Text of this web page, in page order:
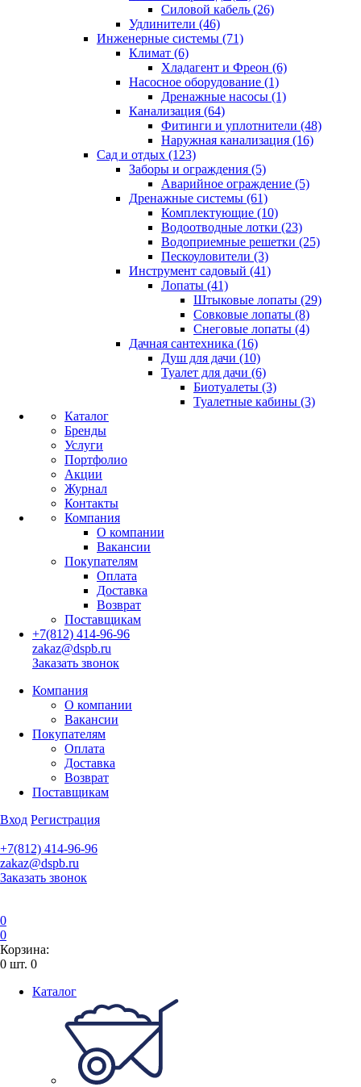
Силовой кабель (26)
Удлинители (46)
Инженерные системы (71)
Климат (6)
Хладагент и Фреон (6)
Насосное оборудование (1)
Дренажные насосы (1)
Канализация (64)
Фитинги и уплотнители (48)
Наружная канализация (16)
Сад и отдых (123)
Заборы и ограждения (5)
Аварийное ограждение (5)
Дренажные системы (61)
Комплектующие (10)
Водоотводные лотки (23)
Водоприемные решетки (25)
Пескоуловители (3)
Инструмент садовый (41)
Лопаты (41)
Штыковые лопаты (29)
Совковые лопаты (8)
Снеговые лопаты (4)
Дачная сантехника (16)
Душ для дачи (10)
Туалет для дачи (6)
Биотуалеты (3)
Туалетные кабины (3)
Каталог
Бренды
Услуги
Портфолио
Акции
Журнал
Контакты
Компания
О компании
Вакансии
Покупателям
Оплата
Доставка
Возврат
Поставщикам
+7(812) 414-96-96
zakaz@dspb.ru
Заказать звонок
Компания
О компании
Вакансии
Покупателям
Оплата
Доставка
Возврат
Поставщикам
Вход Регистрация
+7(812) 414-96-96
zakaz@dspb.ru
Заказать звонок
0
0
Корзина:
0 шт. 0
Каталог